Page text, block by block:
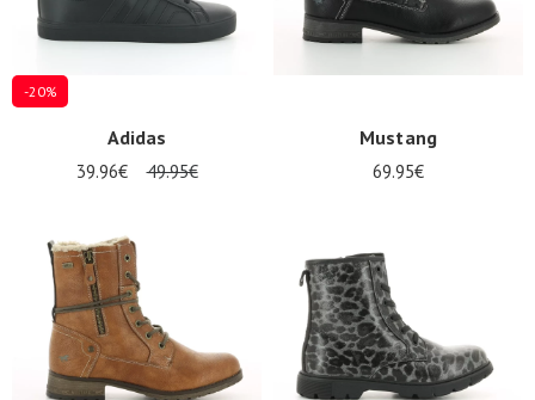
magasins
Cadeaubon
INLOGGEN
-20%
Adidas
39.96€ 49.95€
Mustang
69.95€